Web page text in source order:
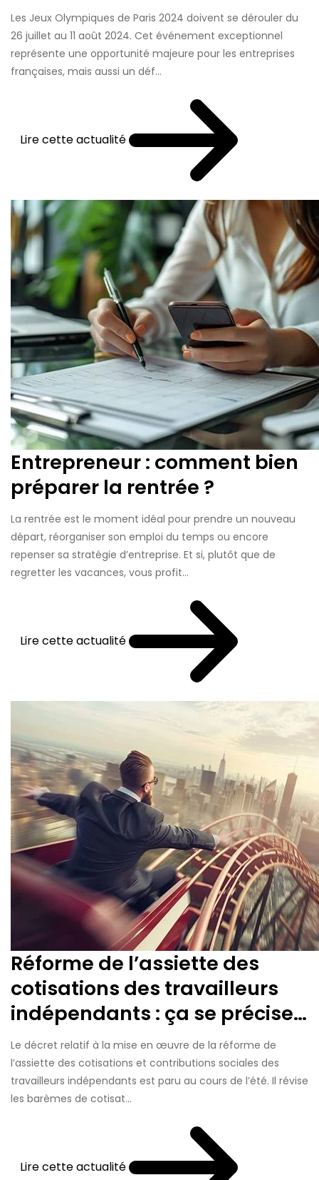
Les Jeux Olympiques de Paris 2024 doivent se dérouler du
26 juillet au 11 août 2024. Cet événement exceptionnel
représente une opportunité majeure pour les entreprises
françaises, mais aussi un déf...
Lire cette actualité
Entrepreneur : comment bien
préparer la rentrée ?
La rentrée est le moment idéal pour prendre un nouveau
départ, réorganiser son emploi du temps ou encore
repenser sa stratégie d’entreprise. Et si, plutôt que de
regretter les vacances, vous profit...
Lire cette actualité
Réforme de l’assiette des
cotisations des travailleurs
indépendants : ça se précise…
Le décret relatif à la mise en œuvre de la réforme de
l’assiette des cotisations et contributions sociales des
travailleurs indépendants est paru au cours de l’été. Il révise
les barèmes de cotisat...
Lire cette actualité